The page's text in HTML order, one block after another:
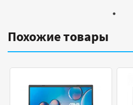
Похожие товары